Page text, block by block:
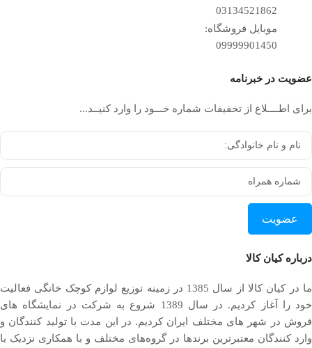
03134521862
موبایل فروشگاه:
09999901450
عضویت در خبرنامه
برای اطــــلاع از تخفیفات شماره خـــود را وارد کنیــد...
عضویت
درباره کیان کالا
ما در کیان کالا از سال 1385 در زمینه توزیع لوازم کوچک خانگی فعالیت
خود را آغاز کردیم. در سال 1389 شروع به شرکت در نمایشگاه های
فروش در شهر های مختلف ایران کردیم. در اين مدت با توليد كنندگان و
وارد كنندگان معتبرترین برندها در گروه‌‏های مختلف و با همکاری نزدیک با